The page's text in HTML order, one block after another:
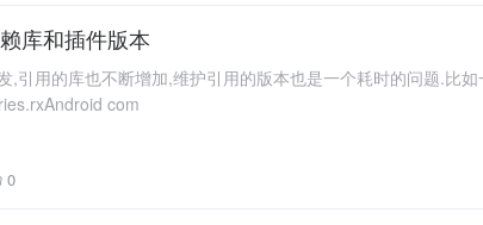
库和插件版本
,引用的库也不断增加,维护引用的版本也是一个耗时的问题.比
com
0